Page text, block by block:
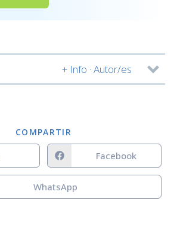
+ Info · Autor/es
COMPARTIR
Facebook
WhatsApp